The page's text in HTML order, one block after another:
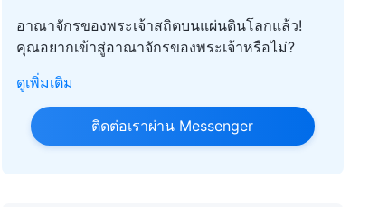
อาณาจักรของพระเจ้าสถิตบนแผ่นดินโลกแล้ว!
คุณอยากเข้าสู่อาณาจักรของพระเจ้าหรือไม่?
ดูเพิ่มเติม
ติดต่อเราผ่าน Messenger